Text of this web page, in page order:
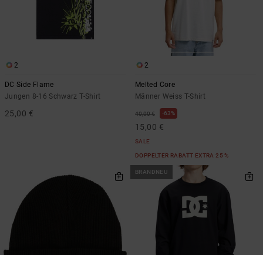
2
DC Side Flame
Jungen 8-16 Schwarz T-Shirt
25,00 €
2
Melted Core
Männer Weiss T-Shirt
40,00 € 63%
15,00 €
SALE
DOPPELTER RABATT EXTRA 25 %
BRANDNEU